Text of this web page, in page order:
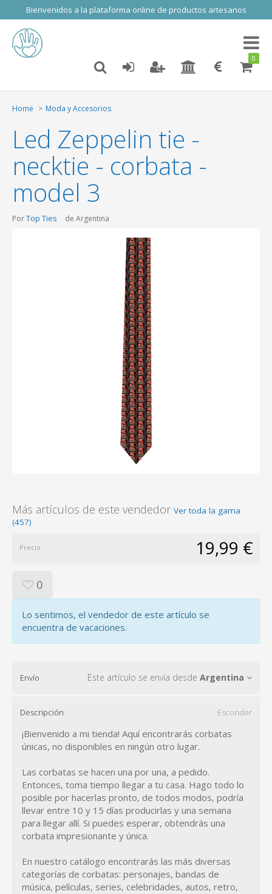
Bienvenidos a la plataforma online de productos artesanos
Toggle
0
Home Moda y Accesorios
Led Zeppelin tie -
necktie - corbata -
model 3
PorTop Ties de Argentina
Más artículos de este vendedor Ver toda la gama
(457)
Precio 19,99 €
0
Lo sentimos, el vendedor de este artículo se
encuentra de vacaciones.
Envío Este artículo se envía desde Argentina
Descripción Esconder
¡Bienvenido a mi tienda! Aquí encontrarás corbatas
únicas, no disponibles en ningún otro lugar.
Las corbatas se hacen una por una, a pedido.
Entonces, toma tiempo llegar a tu casa. Hago todo lo
posible por hacerlas pronto, de todos modos, podría
llevar entre 10 y 15 días producirlas y una semana
para llegar allí. Si puedes esperar, obtendrás una
corbata impresionante y única.
En nuestro catálogo encontrarás las más diversas
categorías de corbatas: personajes, bandas de
música, películas, series, celebridades, autos, retro,